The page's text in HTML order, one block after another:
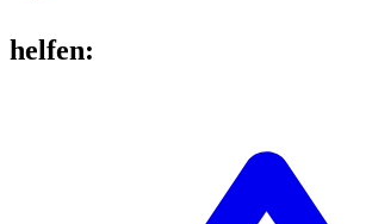
helfen: